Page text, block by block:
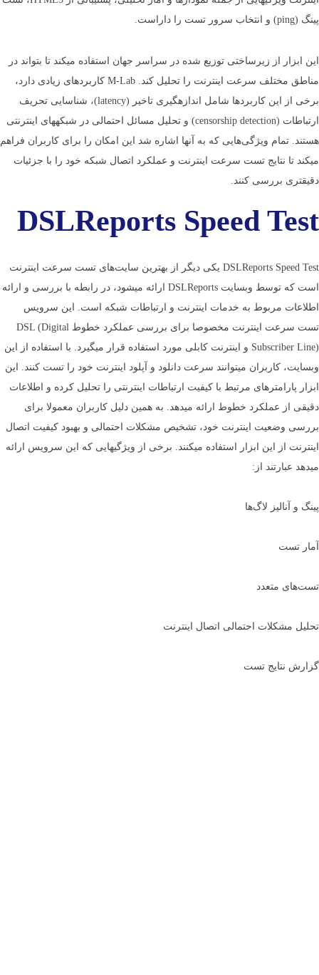
پینگ (ping) و انتخاب سرور تست را داراست.
این ابزار از زیرساختی توزیع شده در سراسر جهان استفاده می­کند تا بتواند در
مناطق مختلف سرعت اینترنت را تحلیل کند. M-Lab کاربردهای زیادی دارد،
برخی از این کاربردها شامل اندازه­گیری تاخیر (latency)، شناسایی تحریف
ارتباطات (censorship detection) و تحلیل مسائل احتمالی در شبکه­های اینترنتی
هستند. تمام ویژگی­‌هایی که به آن­ها اشاره شد این امکان را برای کاربران فراهم
می­کند تا نتایج تست سرعت اینترنت و عملکرد اتصال شبکه خود را با جزئیات
دقیق­تری بررسی کنند.
DSLReports Speed Test
DSLReports Speed Test یکی دیگر از بهترین سایت‌های تست سرعت اینترنت
است که توسط وب­سایت DSLReports ارائه می­شود، در رابطه با بررسی و ارائه
اطلاعات مربوط به خدمات اینترنت و ارتباطات شبکه است. این سرویس
تست سرعت اینترنت مخصوصا برای بررسی عملکرد خطوط DSL (Digital
Subscriber Line) و اینترنت کابلی مورد استفاده قرار می­گیرد. با استفاده از این
وب­سایت، کاربران می­توانند سرعت دانلود و آپلود اینترنت خود را تست کنند. این
ابزار پارامترهای مرتبط با کیفیت ارتباطات اینترنتی را تحلیل کرده و اطلاعات
دقیقی از عملکرد خطوط ارائه می­دهد. به همین دلیل کاربران معمولا برای
بررسی وضعیت اینترنت خود، تشخیص مشکلات احتمالی و بهبود کیفیت اتصال
اینترنت از این ابزار استفاده می­کنند. برخی از ویژگی­هایی که این سرویس ارائه
می­دهد عبارتند از:
پینگ و آنالیز لاگ‌ها
آمار تست
تست‌های متعدد
تحلیل مشکلات احتمالی اتصال اینترنت
گزارش نتایج تست